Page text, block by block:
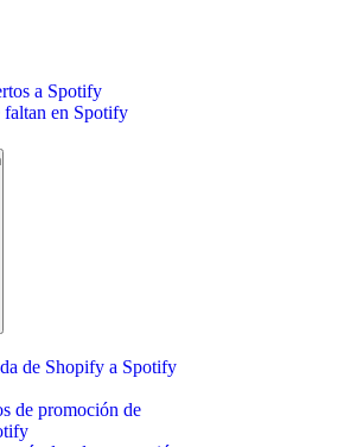
a Spotify
faltan en Spotify
de Shopify a Spotify
de promoción de